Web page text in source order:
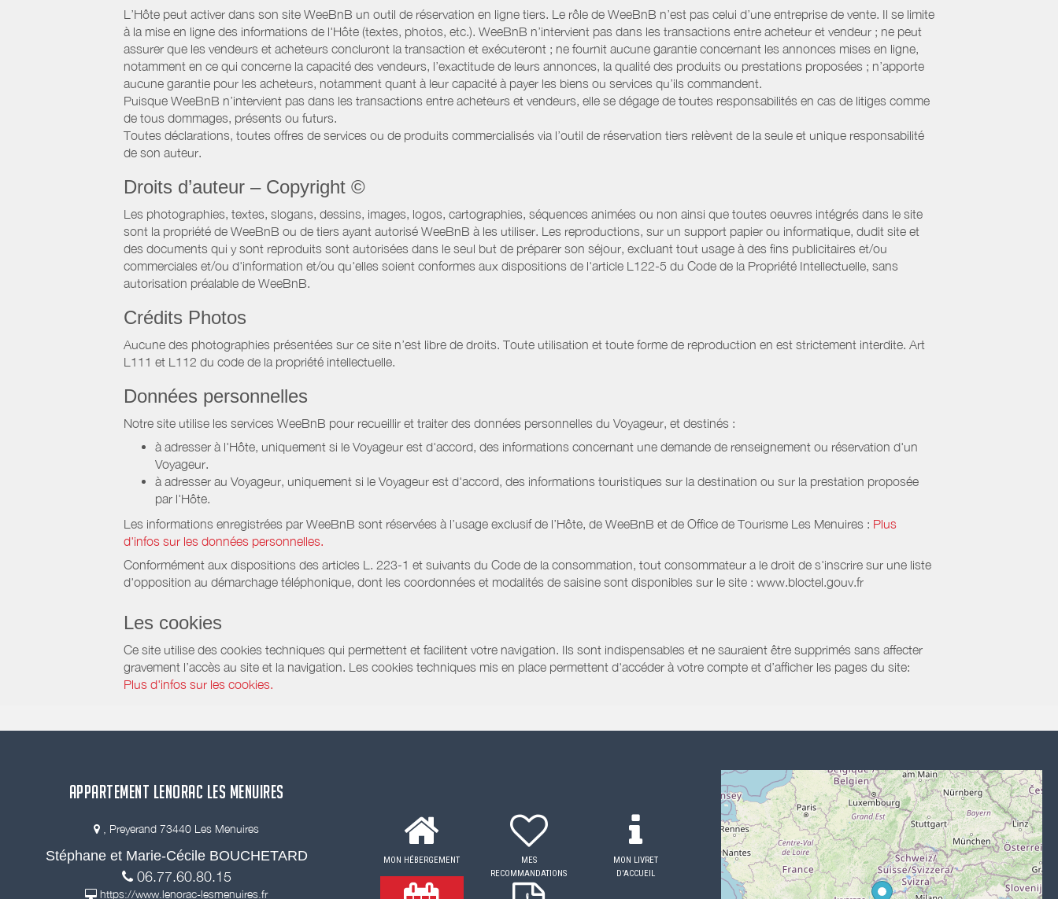
L’Hôte peut activer dans son site WeeBnB un outil de réservation en ligne tiers. Le rôle de WeeBnB n’est pas celui d’une entreprise de vente. Il se limite
à la mise en ligne des informations de l'Hôte (textes, photos, etc.). WeeBnB n’intervient pas dans les transactions entre acheteur et vendeur ; ne peut
assurer que les vendeurs et acheteurs concluront la transaction et exécuteront ; ne fournit aucune garantie concernant les annonces mises en ligne,
notamment en ce qui concerne la capacité des vendeurs, l’exactitude de leurs annonces, la qualité des produits ou prestations proposées ; n’apporte
aucune garantie pour les acheteurs, notamment quant à leur capacité à payer les biens ou services qu’ils commandent.
Puisque WeeBnB n’intervient pas dans les transactions entre acheteurs et vendeurs, elle se dégage de toutes responsabilités en cas de litiges comme
de tous dommages, présents ou futurs.
Toutes déclarations, toutes offres de services ou de produits commercialisés via l’outil de réservation tiers relèvent de la seule et unique responsabilité
de son auteur.
Droits d’auteur – Copyright ©
Les photographies, textes, slogans, dessins, images, logos, cartographies, séquences animées ou non ainsi que toutes oeuvres intégrés dans le site
sont la propriété de WeeBnB ou de tiers ayant autorisé WeeBnB à les utiliser. Les reproductions, sur un support papier ou informatique, dudit site et
des documents qui y sont reproduits sont autorisées dans le seul but de préparer son séjour, excluant tout usage à des fins publicitaires et/ou
commerciales et/ou d'information et/ou qu'elles soient conformes aux dispositions de l'article L122-5 du Code de la Propriété Intellectuelle, sans
autorisation préalable de WeeBnB.
Crédits Photos
Aucune des photographies présentées sur ce site n’est libre de droits. Toute utilisation et toute forme de reproduction en est strictement interdite. Art
L111 et L112 du code de la propriété intellectuelle.
Données personnelles
Notre site utilise les services WeeBnB pour recueillir et traiter des données personnelles du Voyageur, et destinés :
à adresser à l'Hôte, uniquement si le Voyageur est d'accord, des informations concernant une demande de renseignement ou réservation d'un
Voyageur.
à adresser au Voyageur, uniquement si le Voyageur est d'accord, des informations touristiques sur la destination ou sur la prestation proposée
par l'Hôte.
Les informations enregistrées par WeeBnB sont réservées à l’usage exclusif de l’Hôte, de WeeBnB et de Office de Tourisme Les Menuires : Plus
d'infos sur les données personnelles.
Conformément aux dispositions des articles L. 223-1 et suivants du Code de la consommation, tout consommateur a le droit de s'inscrire sur une liste
d'opposition au démarchage téléphonique, dont les coordonnées et modalités de saisine sont disponibles sur le site : www.bloctel.gouv.fr
Les cookies
Ce site utilise des cookies techniques qui permettent et facilitent votre navigation. Ils sont indispensables et ne sauraient être supprimés sans affecter
gravement l’accès au site et la navigation. Les cookies techniques mis en place permettent d'accéder à votre compte et d’afficher les pages du site:
Plus d'infos sur les cookies.
APPARTEMENT LENORAC LES MENUIRES
, Preyerand 73440 Les Menuires
Stéphane et Marie-Cécile BOUCHETARD
06.77.60.80.15
https://www.lenorac-lesmenuires.fr
MON HÉBERGEMENT
MES
RECOMMANDATIONS
MON LIVRET
D'ACCUEIL